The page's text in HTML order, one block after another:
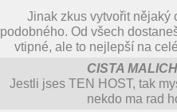
Jinak zkus vytvořit nějaký
podobného. Od všech
vtipné, ale to nejlepší na
CISTA
Jestli jses TEN HOST, tak
nekdo ma rad